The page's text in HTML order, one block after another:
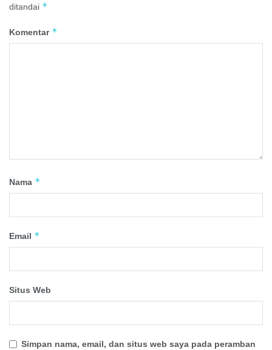
ditandai *
Komentar *
Nama *
Email *
Situs Web
Simpan nama, email, dan situs web saya pada peramban